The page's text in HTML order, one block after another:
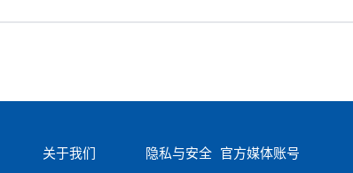
关于我们 隐私与安全 官方媒体账号